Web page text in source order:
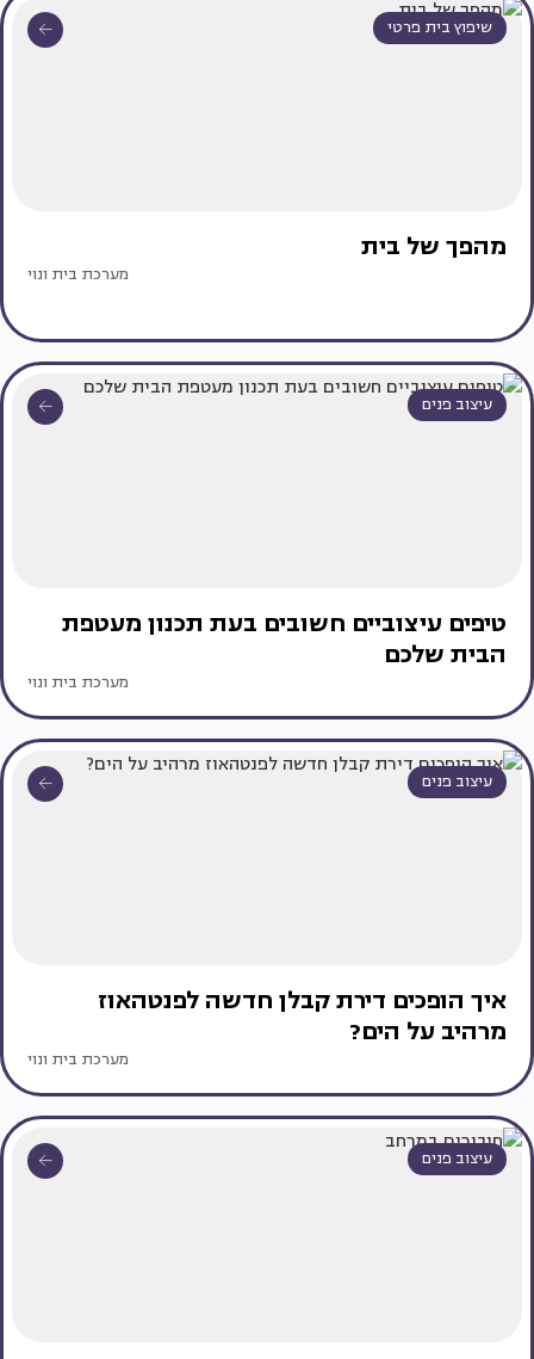
שיפוץ בית פרטי
מהפך של בית
מערכת בית ונוי
עיצוב פנים
טיפים עיצוביים חשובים בעת תכנון מעטפת
הבית שלכם
מערכת בית ונוי
עיצוב פנים
איך הופכים דירת קבלן חדשה לפנטהאוז
מרהיב על הים?
מערכת בית ונוי
עיצוב פנים